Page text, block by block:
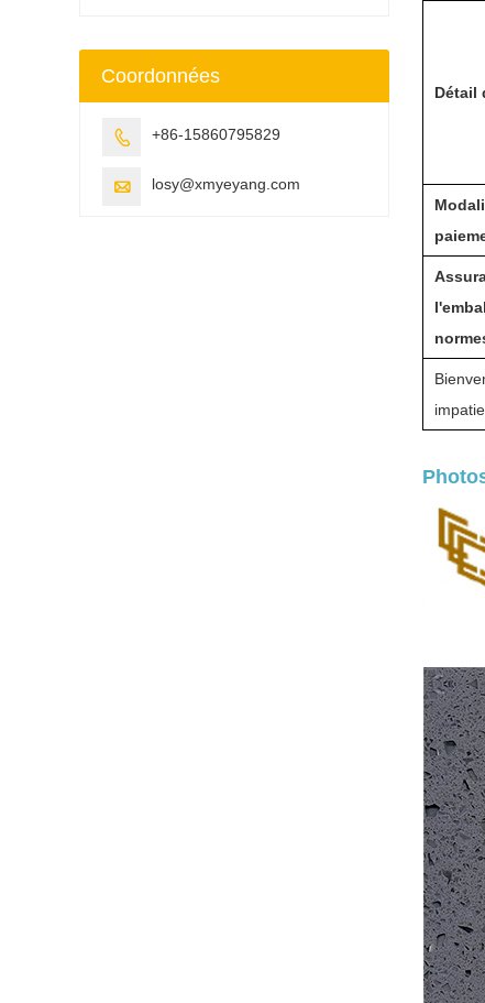
Détail
Coordonnées
 +86-15860795829
 losy@xmyeyang.com